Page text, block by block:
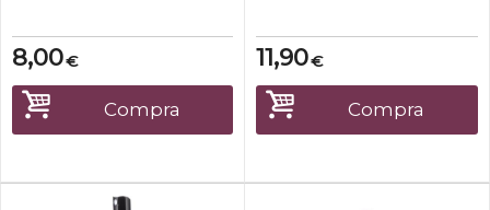
€
8,00
Compra
€
11,90
Compra